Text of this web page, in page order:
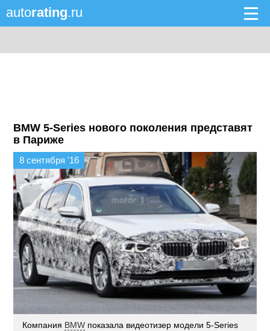
autorating.ru
BMW 5-Series нового поколения представят
в Париже
8 сентября '16
Компания BMW показала видеотизер модели 5-Series